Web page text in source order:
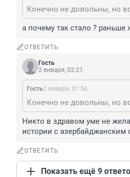
а почему так стало ? раньше
ОТВЕТИТЬ
Гость
2 января, 02:21
Гость2 января, 01:56
Никто в здравом уме не
истории с азербайджанским
ОТВЕТИТЬ
Показать ещё 9